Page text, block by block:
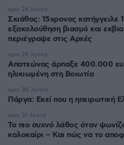
Σκιάθος: 15χρονος κατήγγειλε
εξακολούθηση βιασμό και
περιέγραψε στις Αρχές
πριν 26 λεπτά
Απατεώνας άρπαξε 400.000
ηλικιωμένη στη Βοιωτία
πριν 26 λεπτά
Πάργα: Εκεί που η ηπειρωτική
πριν 30 λεπτά
Το πιο συχνό λάθος όταν
καλοκαίρι – Και πώς να το
πριν 31 λεπτά